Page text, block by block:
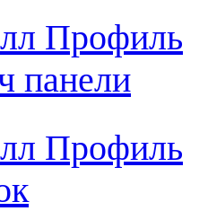
Профиль
панели
Профиль